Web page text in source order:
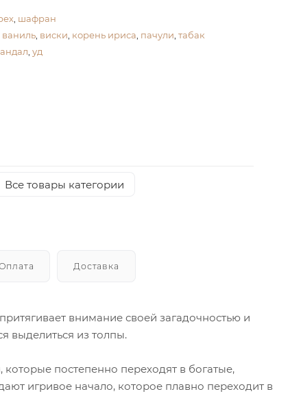
, шафран
ваниль, виски, корень ириса, пачули, табак
, уд
Все товары категории
Доставка
внимание своей загадочностью и
выделиться из толпы.
постепенно переходят в богатые,
игривое начало, которое плавно переходит в